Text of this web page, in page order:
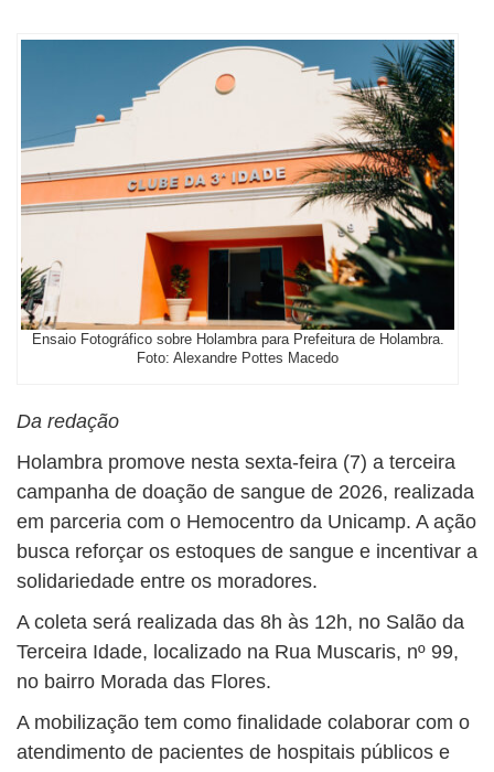
Ensaio Fotográfico sobre Holambra para Prefeitura de Holambra.
Foto: Alexandre Pottes Macedo
Da redação
Holambra promove nesta sexta-feira (7) a terceira
campanha de doação de sangue de 2026, realizada
em parceria com o Hemocentro da Unicamp. A ação
busca reforçar os estoques de sangue e incentivar a
solidariedade entre os moradores.
A coleta será realizada das 8h às 12h, no Salão da
Terceira Idade, localizado na Rua Muscaris, nº 99,
no bairro Morada das Flores.
A mobilização tem como finalidade colaborar com o
atendimento de pacientes de hospitais públicos e